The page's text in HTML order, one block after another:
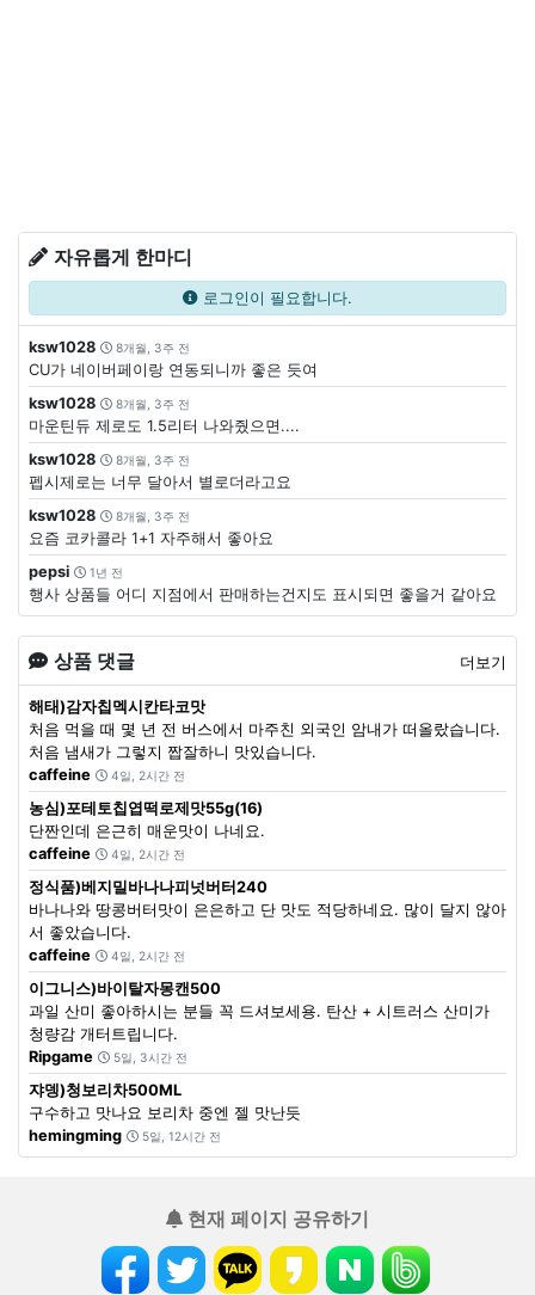
자유롭게 한마디
로그인이 필요합니다.
ksw1028 8개월, 3주 전
CU가 네이버페이랑 연동되니까 좋은 듯여
ksw1028
8개월, 3주 전
마운틴듀 제로도 1.5리터 나와줬으면....
ksw1028
8개월, 3주 전
펩시제로는 너무 달아서 별로더라고요
ksw1028
8개월, 3주 전
요즘 코카콜라 1+1 자주해서 좋아요
pepsi
1년 전
행사 상품들 어디 지점에서 판매하는건지도 표시되면 좋을거 같아요
상품 댓글 더보기
해태)감자칩멕시칸타코맛
처음 먹을 때 몇 년 전 버스에서 마주친 외국인 암내가 떠올랐습니다.
처음 냄새가 그렇지 짭잘하니 맛있습니다.
caffeine
4일, 2시간 전
농심)포테토칩엽떡로제맛55g(16)
단짠인데 은근히 매운맛이 나네요.
caffeine
4일, 2시간 전
정식품)베지밀바나나피넛버터240
바나나와 땅콩버터맛이 은은하고 단 맛도 적당하네요. 많이 달지 않아
서 좋았습니다.
caffeine
4일, 2시간 전
이그니스)바이탈자몽캔500
과일 산미 좋아하시는 분들 꼭 드셔보세용. 탄산 + 시트러스 산미가
청량감 개터트립니다.
Ripgame
5일, 3시간 전
쟈뎅)청보리차500ML
구수하고 맛나요 보리차 중엔 젤 맛난듯
hemingming
5일, 12시간 전
현재 페이지 공유하기